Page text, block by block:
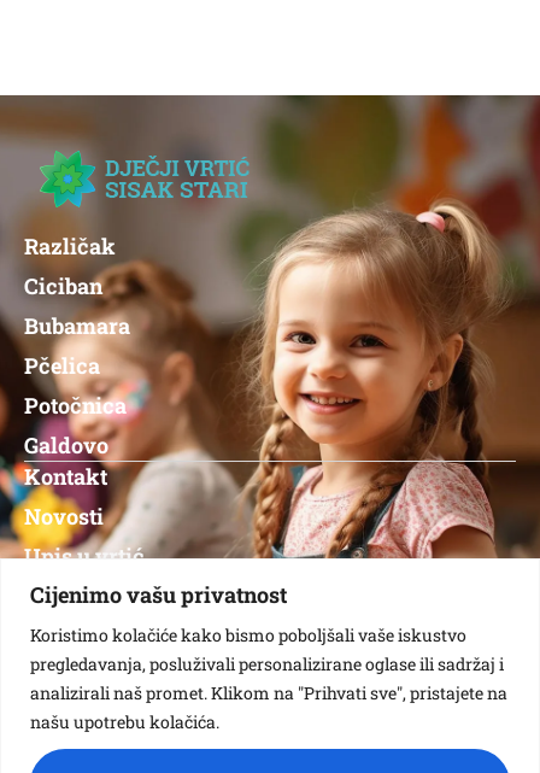
Cijenimo vašu privatnost
Koristimo kolačiće kako bismo poboljšali vaše iskustvo
pregledavanja, posluživali personalizirane oglase ili sadržaj i
analizirali naš promet. Klikom na "Prihvati sve", pristajete na
našu upotrebu kolačića.
Različak
Ciciban
Bubamara
Pčelica
Potočnica
Galdovo
Kontakt
Novosti
Upis u vrtić
Jelovnik
Nabava
Natječaji
Copyright © 2024 – DVSS – All rights reserved